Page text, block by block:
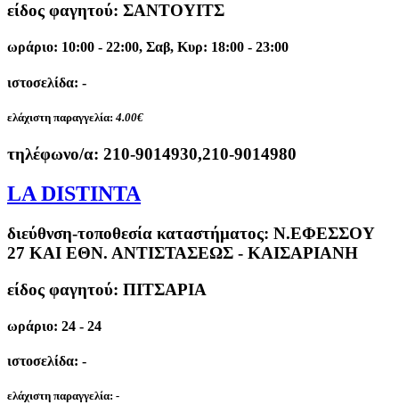
είδος φαγητού: ΣΑΝΤΟΥΙΤΣ
ωράριο: 10:00 - 22:00, Σαβ, Κυρ: 18:00 - 23:00
ιστοσελίδα: -
ελάχιστη παραγγελία: 4.00€
τηλέφωνο/α: 210-9014930,210-9014980
LA DISTINTA
διεύθνση-τοποθεσία καταστήματος: Ν.ΕΦΕΣΣΟΥ
27 ΚΑΙ ΕΘΝ. ΑΝΤΙΣΤΑΣΕΩΣ - ΚΑΙΣΑΡΙΑΝΗ
είδος φαγητού: ΠΙΤΣΑΡΙΑ
ωράριο: 24 - 24
ιστοσελίδα: -
ελάχιστη παραγγελία: -